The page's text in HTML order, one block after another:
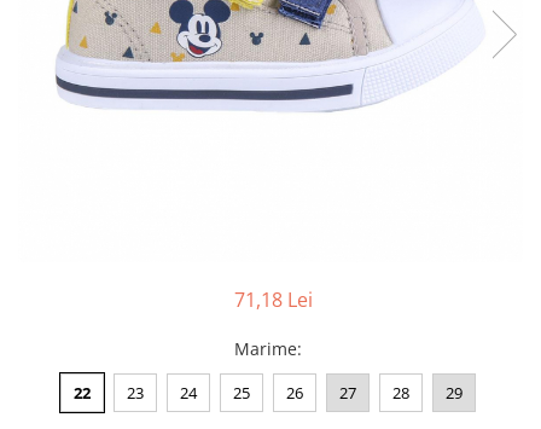
71,18 Lei
Marime:
22 23 24 25 26 27 28 29